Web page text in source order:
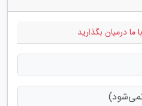
ما درمیان بگذارید